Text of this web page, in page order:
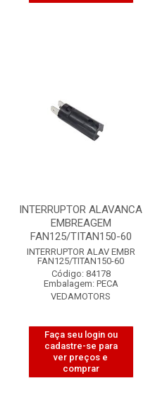
INTERRUPTOR ALAVANCA
EMBREAGEM
FAN125/TITAN150-60
INTERRUPTOR ALAV EMBR
FAN125/TITAN150-60
Código: 84178
Embalagem: PECA
VEDAMOTORS
Faça seu login ou
cadastre-se para
ver preços e
comprar